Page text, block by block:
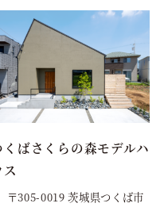
くばさくらの森モデルハ
ス
〒305-0019 茨城県つくば市